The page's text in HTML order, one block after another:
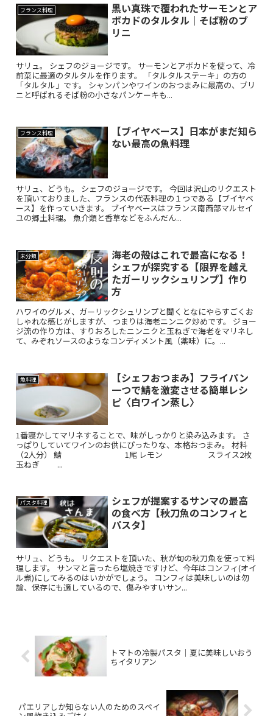
フランス料理
黒い真珠で覆われたサーモンとア
ボカドのタルタル｜そば粉のブ
リニ
サリュ。 シェフのジョージです。 サーモンとアボカドを使って、冷
前菜に最適のタルタルを作ります。 「タルタルステーキ」の方の
「タルタル」です。 シャンパンやワインのおつまみに最高の、ブリ
ニと呼ばれるそば粉の小さなパンケーキも...
フランス料理
【ブイヤベース】日本がまだ知ら
ない最高の魚料理
サリュ、どうも。 シェフのジョージです。 今回は沢山のリクエスト
を頂いておりました、フランスの代表料理の１つである【ブイヤベ
ース】を作っていきます。 ブイヤベースはフランス南西部マルセイ
ユの郷土料理。 魚介類と香草などをふんだん...
未分類
海老の殻はこれで最高になる！
シェフが探究する【限界を越え
たガーリックシュリンプ】作り
方
ハワイのグルメ、ガーリックシュリンプと聞くとなにやらすごくお
しゃれな感じがしますが、 つまりは海老ニンニク炒めです。 ジョー
ジ流の作り方は、すりおろしたニンニクと玉ねぎで海老をマリネし
て、みぞれソースのようなコンディメント風（薬味）に。...
魚料理
【シェフおつまみ】フライパン
一つで鯖を激変させる簡単レシ
ピ〈白ワイン蒸し〉
1番寝かしてマリネすることで、味がしっかりと染み込みます。 さ
っぱりしていてワインのお供にぴったりな、本格おつまみ。 材料
（2人分） 鯖 1尾 レモン スライス2枚
玉ねぎ ...
パスタ料理
シェフが提案するサンマの最高
の食べ方【秋刀魚のコンフィと
パスタ】
サリュ、どうも。 リクエストを頂いた、秋が旬の秋刀魚を使って料
理します。 サンマと言ったら塩焼きですけど、今年はコンフィ(オイ
ル煮)にしてみるのはいかがでしょう。 コンフィは美味しいのは勿
論、保存にも適しているので、傷みやすいサン...
トマトの冷製パスタ｜夏に美味しいおう
ちイタリアン
パエリアしか知らない人のためのスペイ